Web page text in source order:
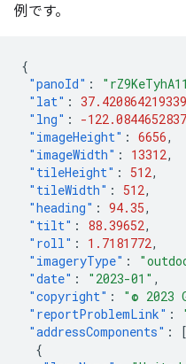
例です。
{
"panoId" :
"lat" :
"lng" : -
"imageHeight" : 6656,
"imageWidth" : 13312,
"tileHeight" : 512,
"tileWidth" : 512,
"heading" : 94.35,
"tilt" : 88.39652,
"roll" : 1.7181772,
"imageryType" :
"date" : "2023-01" ,
"copyright" : "© 2023
"reportProblemLink" :
"addressComponents" :
[
{